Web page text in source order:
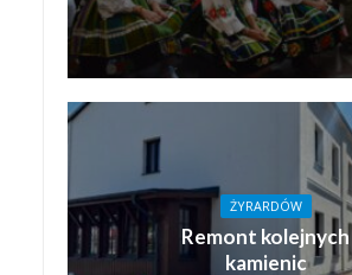
ŻYRARDÓW
Remont kolejnych
kamienic